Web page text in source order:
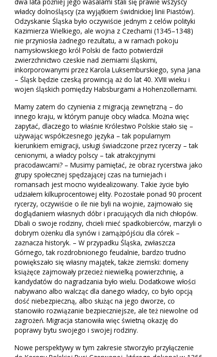
władcy dolnośląscy (za wyjątkiem świdnickiej linii Piastów).
Odzyskanie Śląska było oczywiście jednym z celów polityki
Kazimierza Wielkiego, ale wojna z Czechami (1345–1348)
nie przyniosła żadnego rezultatu, a w ramach pokoju
namysłowskiego król Polski de facto potwierdził
zwierzchnictwo czeskie nad ziemiami śląskimi,
inkorporowanymi przez Karola Luksemburskiego, syna Jana
– Śląsk będzie czeską prowincją aż do lat 40. XVIII wieku i
wojen śląskich pomiędzy Habsburgami a Hohenzollernami.
Mamy zatem do czynienia z migracją zewnętrzną – do
innego kraju, w którym panuje obcy władca. Można więc
zapytać, dlaczego to właśnie Królestwo Polskie stało się –
używając współczesnego języka – tak popularnym
kierunkiem emigracji, usługi świadczone przez rycerzy – tak
cenionymi, a władcy polscy – tak atrakcyjnymi
pracodawcami? – Musimy pamiętać, że obraz rycerstwa jako
grupy społecznej spędzającej czas na turniejach i
romansach jest mocno wyidealizowany. Takie życie było
udziałem kilkuprocentowej elity. Pozostałe ponad 90 procent
rycerzy, oczywiście o ile nie byli na wojnie, zajmowało się
doglądaniem własnych dóbr i pracujących dla nich chłopów.
Dbali o swoje rodziny, chcieli mieć spadkobierców, marzyli o
dobrym ożenku dla synów i zamążpójściu dla córek –
zaznacza historyk. – W przypadku Śląska, zwłaszcza
Górnego, tak rozdrobnionego feudalnie, bardzo trudno
powiększało się własny majątek, także ziemski: domeny
książęce zajmowały przecież niewielką powierzchnię, a
kandydatów do nagradzania było wielu. Dodatkowe włości
nabywano albo walcząc dla danego władcy, co było opcją
dość niebezpieczną, albo służąc na jego dworze, co
stanowiło rozwiązanie bezpieczniejsze, ale też niewolne od
zagrożeń. Migracja stanowiła więc świetną okazję do
poprawy bytu swojego i swojej rodziny.
Nowe perspektywy w tym zakresie stworzyło przyłączenie